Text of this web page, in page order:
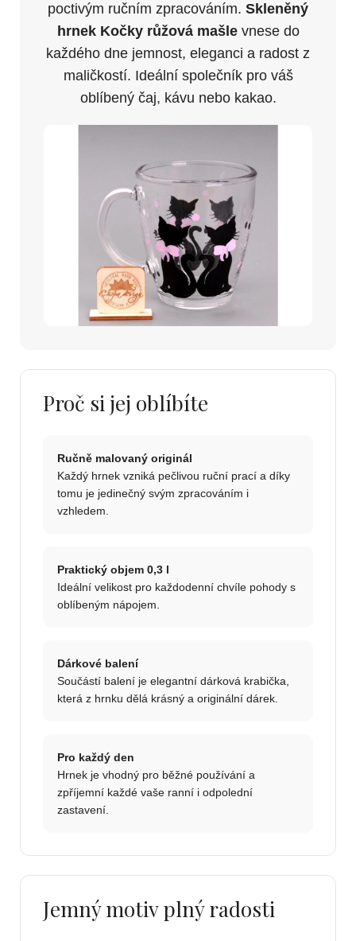
poctivým ručním zpracováním. Skleněný
hrnek Kočky růžová mašlevnese do
každého dne jemnost, eleganci a radost z
maličkostí. Ideální společník pro váš
oblíbený čaj, kávu nebo kakao.
Proč si jej oblíbíte
Ručně malovaný originál
Každý hrnek vzniká pečlivou ruční prací a díky
tomu je jedinečný svým zpracováním i
vzhledem.
Praktický objem 0,3 l
Ideální velikost pro každodenní chvíle pohody s
oblíbeným nápojem.
Dárkové balení
Součástí balení je elegantní dárková krabička,
která z hrnku dělá krásný a originální dárek.
Pro každý den
Hrnek je vhodný pro běžné používání a
zpříjemní každé vaše ranní i odpolední
zastavení.
Jemný motiv plný radosti